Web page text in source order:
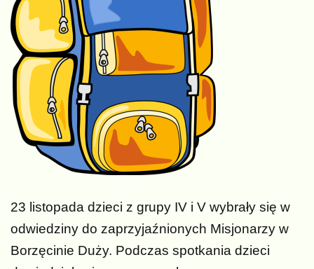
23 listopada dzieci z grupy IV i V wybrały się w
odwiedziny do zaprzyjaźnionych Misjonarzy w
Borzęcinie Duży. Podczas spotkania dzieci